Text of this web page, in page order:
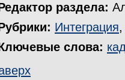
раздела:
Интеграция
слова: